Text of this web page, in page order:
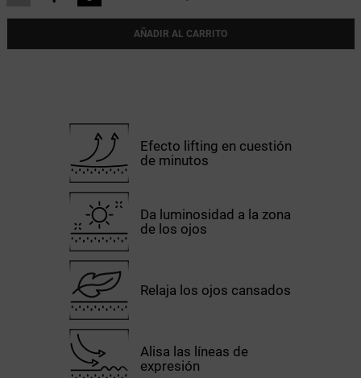
AÑADIR AL CARRITO
Efecto lifting en cuestión
de minutos
Da luminosidad a la zona
de los ojos
Relaja los ojos cansados
Alisa las líneas de
expresión